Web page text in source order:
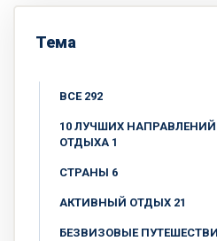
Тема
ВСЕ 292
10 ЛУЧШИХ
ОТДЫХА 1
CТРАНЫ 6
АКТИВНЫЙ ОТДЫХ 21
БЕЗВИЗОВЫЕ